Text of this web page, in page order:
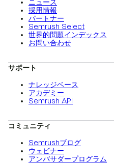
ニュース
採用情報
パートナー
Semrush Select
世界的問題インデックス
お問い合わせ
サポート
ナレッジベース
アカデミー
Semrush API
コミュニティ
Semrushブログ
ウェビナー
アンバサダープログラム